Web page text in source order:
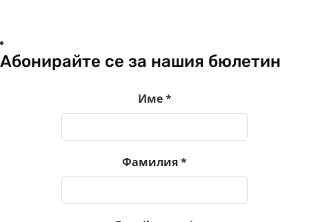
Абонирайте се за нашия бюлетин
Име*
Фамилия*